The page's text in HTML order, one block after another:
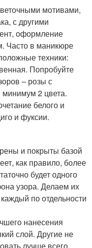
мотивами,
с другими
оформление
Часто в маникюре
техники:
Попробуйте
– розы с
2 цвета.
белого и
и фуксии.
и покрыты базой
как правило, более
будет одного
узора. Делаем их
по отдельности
нанесения
слой. Другие не
лучше всего